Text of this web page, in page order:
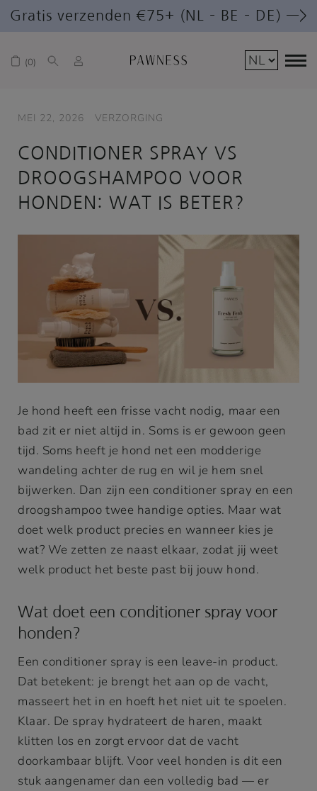
Gratis verzenden €75+ (NL – BE – DE) —>
0
MEI 22, 2026 VERZORGING
CONDITIONER SPRAY VS
DROOGSHAMPOO VOOR
HONDEN: WAT IS BETER?
Je hond heeft een frisse vacht nodig, maar een
bad zit er niet altijd in. Soms is er gewoon geen
tijd. Soms heeft je hond net een modderige
wandeling achter de rug en wil je hem snel
bijwerken. Dan zijn een conditioner spray en een
droogshampoo twee handige opties. Maar wat
doet welk product precies en wanneer kies je
wat? We zetten ze naast elkaar, zodat jij weet
welk product het beste past bij jouw hond.
Wat doet een conditioner spray voor
honden?
Een conditioner spray is een leave-in product.
Dat betekent: je brengt het aan op de vacht,
masseert het in en hoeft het niet uit te spoelen.
Klaar. De spray hydrateert de haren, maakt
klitten los en zorgt ervoor dat de vacht
doorkambaar blijft. Voor veel honden is dit een
stuk aangenamer dan een volledig bad — er